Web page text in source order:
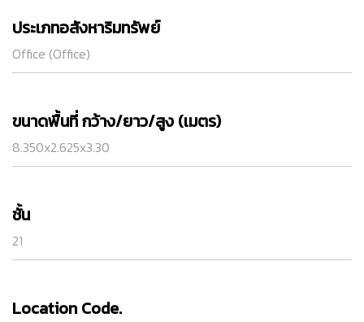
ประเภทอสังหาริมทรัพย์
Office (Office)
ขนาดพื้นที่ กว้าง/ยาว/สูง (เมตร)
8.350x2.625x3.30
ชั้น
21
Location Code.